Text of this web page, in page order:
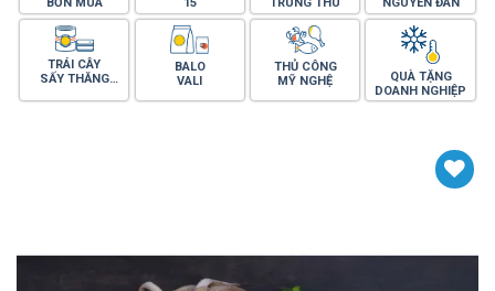
BỐN MÙA
15
TRUNG THU
NGUYÊN ĐÁN
TRÁI CÂY
SẤY THĂNG
BALO
VALI
THỦ CÔNG
MỸ NGHỆ
QUÀ TẶNG
DOANH NGHIỆP